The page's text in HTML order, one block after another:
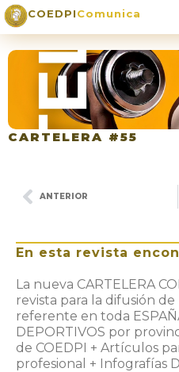
COEDPIComunica
CARTELERA #55
ANTERIOR
En esta revista
La nueva CARTELERA
revista para la difusión
referente en toda
DEPORTIVOS por
de COEDPI + Artículos
profesional + Infografías